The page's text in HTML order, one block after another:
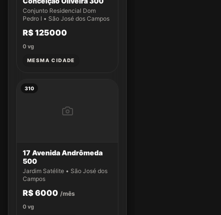
Conjunto Residencial Dom
Pedro I • São José dos Campos
R$ 125000
0 vg
MESMA CIDADE
310
17 Avenida Andrômeda
500
Jardim Satélite • São José dos
Campos
R$ 6000 /mês
0 vg